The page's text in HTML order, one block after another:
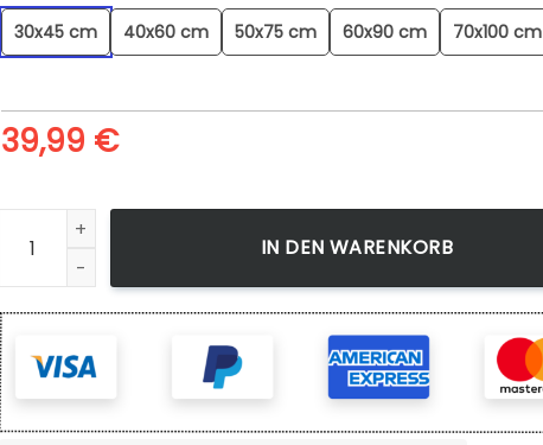
30x45 cm
40x60 cm 50x75 cm 60x90 cm 70x100 cm
39,99 €
Work Hard Dream Big - Leinwandbild Menge
IN DEN WARENKORB